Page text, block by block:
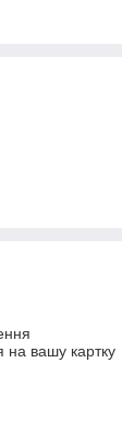
на вашу картку